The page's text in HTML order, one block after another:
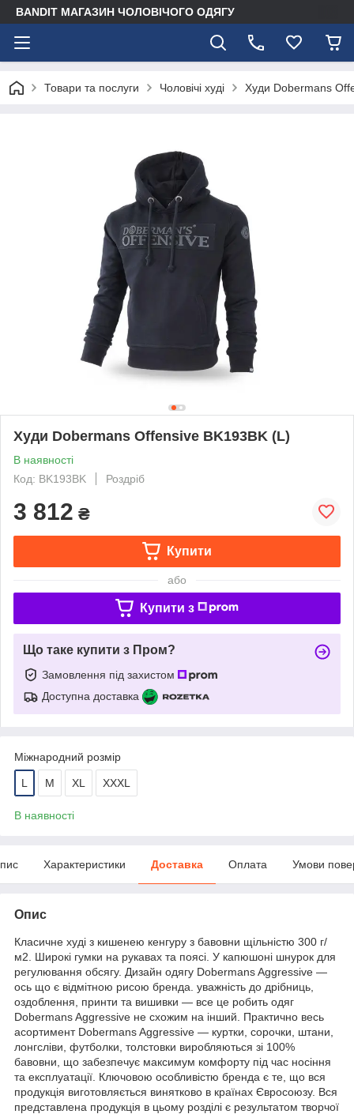
BANDIT МАГАЗИН ЧОЛОВІЧОГО ОДЯГУ
Товари та послуги Чоловічі худі Худи Dobermans
Худи Dobermans Offensive BK193BK (L)
В наявності
Код: BK193BK
Роздріб
3 812 ₴
Купити
або
Купити з
Що таке купити з Пром?
Замовлення під захистом
Доступна доставка
Міжнародний розмір
L M XL XXXL
В наявності
Характеристики Доставка Оплата Умови
Опис
Класичне худі з кишенею кенгуру з бавовни щільністю 300 г/
м2. Широкі гумки на рукавах та поясі. У капюшоні шнурок для
регулювання обсягу. Дизайн одягу Dobermans Aggressive —
ось що є відмітною рисою бренда. уважність до дрібниць,
оздоблення, принти та вишивки — все це робить одяг
Dobermans Aggressive не схожим на інший. Практично весь
асортимент Dobermans Aggressive — куртки, сорочки, штани,
лонгсліви, футболки, толстовки виробляються зі 100%
бавовни, що забезпечує максимум комфорту під час носіння
та експлуатації. Ключовою особливістю бренда є те, що вся
продукція виготовляється винятково в країнах Євросоюзу. Вся
представлена продукція в цьому розділі є результатом творчої